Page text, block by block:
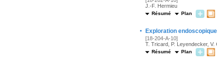
J.-F. Hermieu
Résumé Plan
· Exploration
[18-204-A-10]
T. Tricard, P. Leyendecker, V.
Résumé Plan